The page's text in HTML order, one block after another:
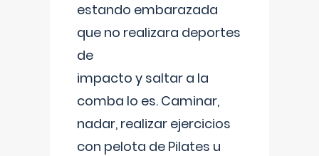
estando embarazada
que no realizara deportes
de
impacto y saltar a la
comba lo es. Caminar,
nadar, realizar ejercicios
con pelota de Pilates u